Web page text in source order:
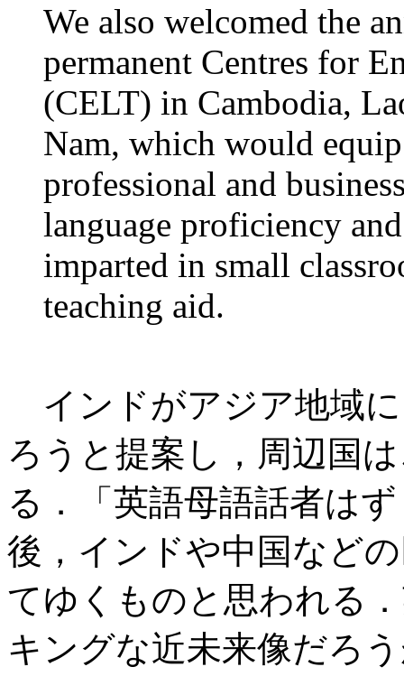
We also welcomed the
permanent Centres for
(CELT) in Cambodia,
Nam, which would
professional and
language proficiency
imparted in small
teaching aid.
インドがアジア地域
ろうと提案し，周辺国
る．「英語母語話者は
後，インドや中国など
てゆくものと思われる
キングな近未来像だろ